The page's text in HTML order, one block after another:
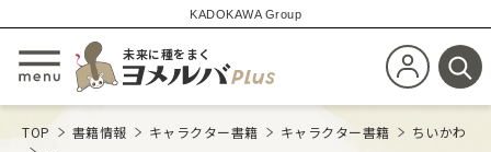
KADOKAWA Group
メニューを開閉する
未来に種をまく
新規会員登
検
TOP 書籍情報 キャラクター書籍 キャラクター書籍
ちいかわ